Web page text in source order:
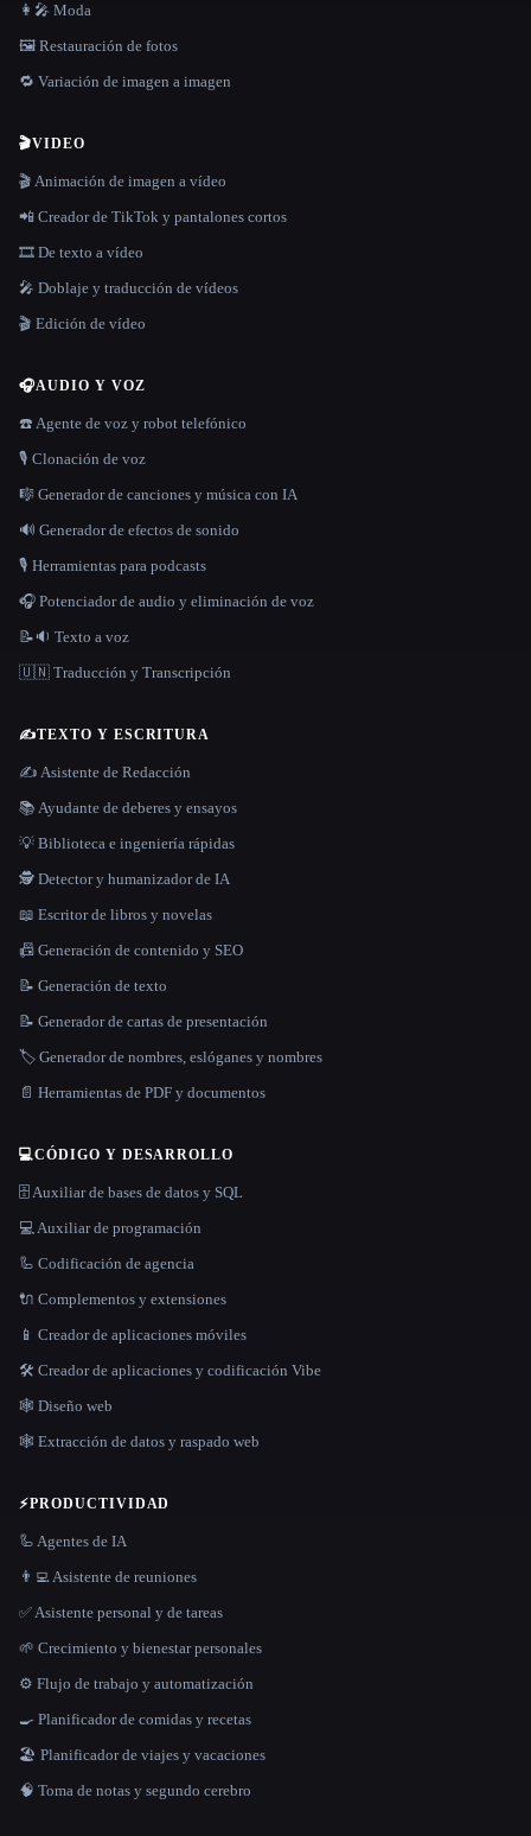
👩‍🎤 Moda
🖼️ Restauración de fotos
🔁 Variación de imagen a imagen
🎬VIDEO
🎬 Animación de imagen a vídeo
📲 Creador de TikTok y pantalones cortos
🎞️ De texto a vídeo
🎤 Doblaje y traducción de vídeos
🎬 Edición de vídeo
🎧AUDIO Y VOZ
☎️ Agente de voz y robot telefónico
🎙️ Clonación de voz
🎼 Generador de canciones y música con IA
🔊 Generador de efectos de sonido
🎙️ Herramientas para podcasts
🎧 Potenciador de audio y eliminación de voz
📝🔉 Texto a voz
🇺🇳 Traducción y Transcripción
✍️TEXTO Y ESCRITURA
✍️ Asistente de Redacción
📚 Ayudante de deberes y ensayos
💡 Biblioteca e ingeniería rápidas
🕵️ Detector y humanizador de IA
📖 Escritor de libros y novelas
📠 Generación de contenido y SEO
📝 Generación de texto
📝 Generador de cartas de presentación
🏷️ Generador de nombres, eslóganes y nombres
📄 Herramientas de PDF y documentos
💻CÓDIGO Y DESARROLLO
🗄️ Auxiliar de bases de datos y SQL
💻 Auxiliar de programación
🦾 Codificación de agencia
🔌 Complementos y extensiones
📱 Creador de aplicaciones móviles
🛠️ Creador de aplicaciones y codificación Vibe
🕸 Diseño web
🕸️ Extracción de datos y raspado web
⚡PRODUCTIVIDAD
🦾 Agentes de IA
👨‍💻 Asistente de reuniones
✅ Asistente personal y de tareas
🌱 Crecimiento y bienestar personales
⚙️ Flujo de trabajo y automatización
🍳 Planificador de comidas y recetas
🏖 Planificador de viajes y vacaciones
🧠 Toma de notas y segundo cerebro